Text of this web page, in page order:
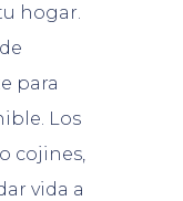
hogar.
para
Los
cojines,
vida a